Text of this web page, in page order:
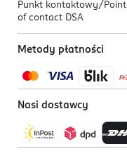
Punkt kontaktowy/ Point
of contact DSA
Metody płatności
Nasi dostawcy